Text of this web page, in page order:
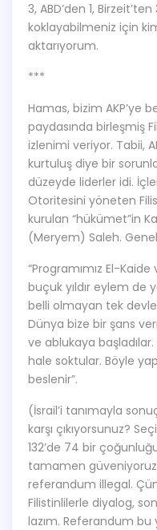
3, ABD’den 1,
koklayabilmeniz için
aktarıyorum.
***
Hamas, bizim AKP’ye
paydasında birleşmiş
izlenimi veriyor. Tabii,
kurtuluş diye bir
düzeyde liderler idi.
Otoritesini yöneten
kurulan “hükümet”in
(Meryem) Saleh.
“Programımız El-
buçuk yıldır eylem de
belli olmayan tek
Dünya bize bir şans
ve ablukaya
hale soktular. Böyle
beslenir”.
(İsrail’i tanımayla
karşı çıkıyorsunuz?
132’de 74 bir
tamamen
referandum illegal.
Filistinlilerle diyalog,
lazım. Referandum bu